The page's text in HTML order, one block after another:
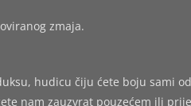
zmaja.
hudicu čiju ćete boju sami
nam zauzvrat pouzećem ili